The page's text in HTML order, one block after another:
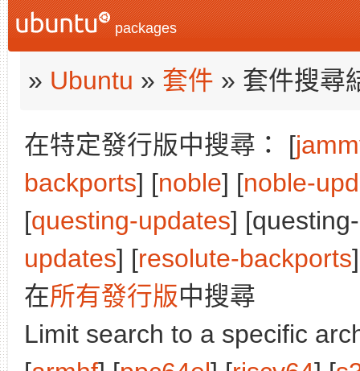
packages
» Ubuntu » 套件 » 套件搜尋
在特定發行版中搜尋： [
backports] [noble] [noble-
[questing-updates]
updates] [resolute-backports
在所有發行版中搜尋
Limit search to a specific